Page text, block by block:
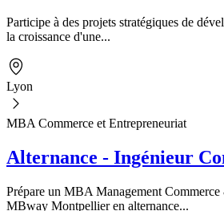
Participe à des projets stratégiques de
la croissance d'une...
Lyon
MBA Commerce et Entrepreneuriat
Alternance - Ingénieur
Prépare un MBA Management Commerce
MBway Montpellier en alternance...